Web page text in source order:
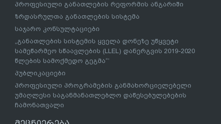
პროფესიული განათლების რეფორმის ანგარიში
ზრდასრულთა განათლების სისტემა
საჯარო კონსულტაციები
„განათლების სისტემის ყველა დონეზე უწყვეტი
სამეწარმეო სწაავლების (LLEL) დანერგვის 2019-2020
წლების სამოქმედო გეგმა“’
პუბლიკაციები
პროფესიული პროგრამების განმახორციელებელი
უმაღლესი საგანმანათლებლო დაწესებულებების
ჩამონათვალი